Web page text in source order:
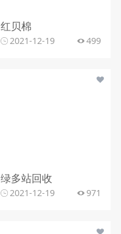
红贝棉
2021-12-19 499
绿多站回收
2021-12-19 971